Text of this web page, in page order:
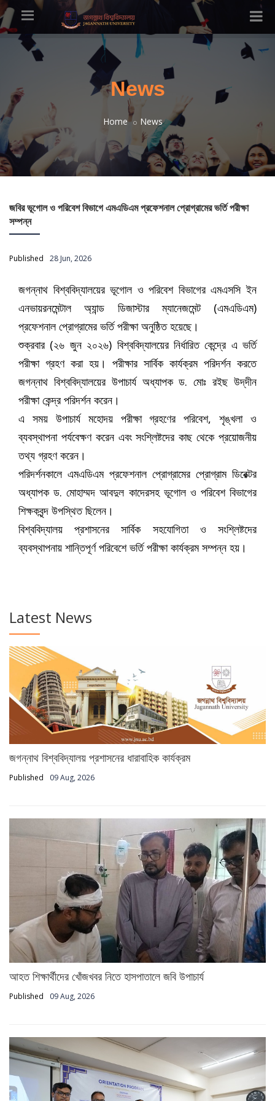
News
Home News
জবির ভূগোল ও পরিবেশ বিভাগে এমএডিএম প্রফেশনাল প্রোগ্রামের ভর্তি পরীক্ষা
সম্পন্ন
Published 28 Jun, 2026
জগন্নাথ বিশ্ববিদ্যালয়ের ভূগোল ও পরিবেশ বিভাগের এমএসসি ইন
এনভায়রনমেন্টাল অ্যান্ড ডিজাস্টার ম্যানেজমেন্ট (এমএডিএম)
প্রফেশনাল প্রোগ্রামের ভর্তি পরীক্ষা অনুষ্ঠিত হয়েছে।
শুক্রবার (২৬ জুন ২০২৬) বিশ্ববিদ্যালয়ের নির্ধারিত কেন্দ্রে এ ভর্তি
পরীক্ষা গ্রহণ করা হয়। পরীক্ষার সার্বিক কার্যক্রম পরিদর্শন করতে
জগন্নাথ বিশ্ববিদ্যালয়ের উপাচার্য অধ্যাপক ড. মোঃ রইছ উদ্‌দীন
পরীক্ষা কেন্দ্র পরিদর্শন করেন।
এ সময় উপাচার্য মহোদয় পরীক্ষা গ্রহণের পরিবেশ, শৃঙ্খলা ও
ব্যবস্থাপনা পর্যবেক্ষণ করেন এবং সংশ্লিষ্টদের কাছ থেকে প্রয়োজনীয়
তথ্য গ্রহণ করেন।
পরিদর্শনকালে এমএডিএম প্রফেশনাল প্রোগ্রামের প্রোগ্রাম ডিরেক্টর
অধ্যাপক ড. মোহাম্মদ আবদুল কাদেরসহ ভূগোল ও পরিবেশ বিভাগের
শিক্ষকবৃন্দ উপস্থিত ছিলেন।
বিশ্ববিদ্যালয় প্রশাসনের সার্বিক সহযোগিতা ও সংশ্লিষ্টদের
ব্যবস্থাপনায় শান্তিপূর্ণ পরিবেশে ভর্তি পরীক্ষা কার্যক্রম সম্পন্ন হয়।
Latest News
জগন্নাথ বিশ্ববিদ্যালয় প্রশাসনের ধারাবাহিক কার্যক্রম
Published 09 Aug, 2026
আহত শিক্ষার্থীদের খোঁজখবর নিতে হাসপাতালে জবি উপাচার্য
Published 09 Aug, 2026